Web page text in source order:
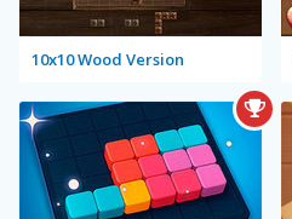
10x10 Wood Version